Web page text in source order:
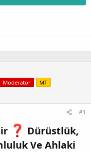
Moderator MT
#1
Dürüstlük,
Ve Ahlaki